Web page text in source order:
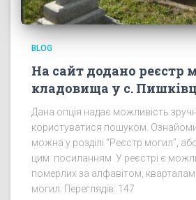
BLOG
На сайт додано реєстр
кладовища у с.
Дана опція надає можливість
користуватися пошуком.
можна у розділі “Реєстр могил”,
цим посиланням У реєстрі є
померлих за алфавітом,
могил. Переглядів: 147